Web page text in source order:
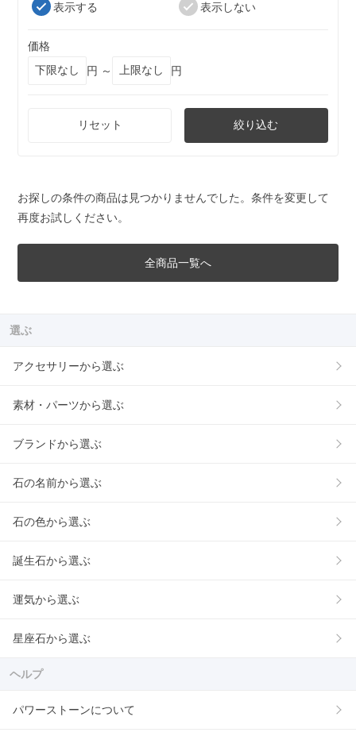
表示する
表示しない
価格
円 ～
円
リセット 絞り込む
お探しの条件の商品は見つかりませんでした。条件を変更して
再度お試しください。
全商品一覧へ
選ぶ
アクセサリーから選ぶ
素材・パーツから選ぶ
ブランドから選ぶ
石の名前から選ぶ
石の色から選ぶ
誕生石から選ぶ
運気から選ぶ
星座石から選ぶ
ヘルプ
パワーストーンについて